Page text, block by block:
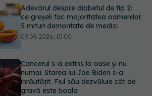
Adevărul despre diabetul de tip 2:
ce greșeli fac majoritatea oamenilor.
5 mituri demontate de medici
09.08.2026, 15:00
Cancerul s-a extins la oase și nu
numai. Starea lui Joe Biden s-a
înrăutățit. Fiul său dezvăluie cât de
gravă este boala